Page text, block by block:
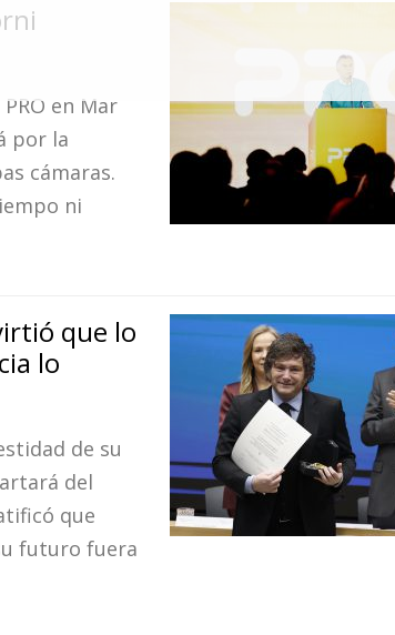
en Mar
por la
cámaras.
ni
que lo
lo
de su
del
que
futuro fuera